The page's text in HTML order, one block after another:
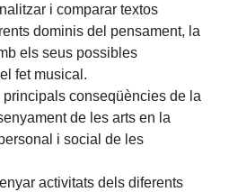
i comparar textos
dominis del pensament, la
els seus possibles
fet musical.
conseqüències de la
de les arts en la
i social de les
activitats dels diferents